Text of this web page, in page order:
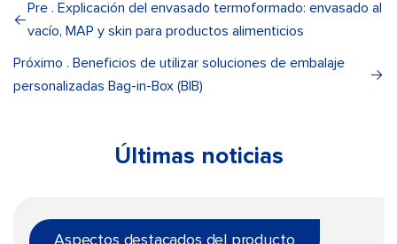
Pre . Explicación del envasado termoformado: envasado al
vacío, MAP y skin para productos alimenticios
Próximo . Beneficios de utilizar soluciones de embalaje
personalizadas Bag-in-Box (BIB)
Últimas noticias
Aspectos destacados del producto